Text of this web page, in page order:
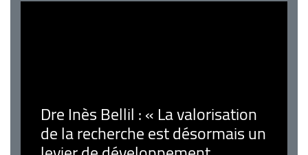
Dre Inès Bellil : « La valorisation
de la recherche est désormais un